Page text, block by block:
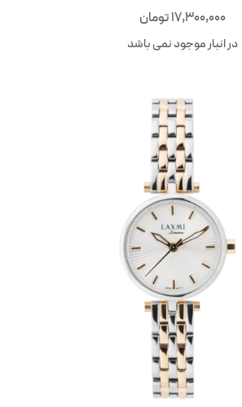
17,300,000تومان
در انبار موجود نمی باشد